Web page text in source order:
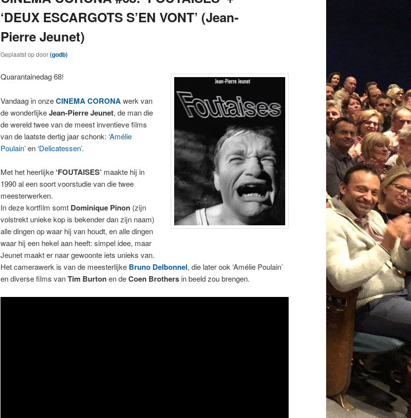
‘DEUX ESCARGOTS S’EN VONT’ (Jean-
Pierre Jeunet)
Geplaatst opdoor(godb)
Quarantainedag 68!
Vandaag in onzeCINEMA CORONAwerk van
de wonderlijkeJean-Pierre Jeunet, de man die
de wereld twee van de meest inventieve films
van de laatste dertig jaar schonk: ‘Amélie
Poulain’en ‘Delicatessen’.
Met het heerlijke ‘FOUTAISES’ maakte hij in
1990 al een soort voorstudie van die twee
meesterwerken.
In deze kortfilm somt Dominique Pinon (zijn
volstrekt unieke kop is bekender dan zijn naam)
alle dingen op waar hij van houdt, en alle dingen
waar hij een hekel aan heeft: simpel idee, maar
Jeunet maakt er naar gewoonte iets unieks van.
Het camerawerk is van de meesterlijke Bruno Delbonnel, die later ook ‘Amélie Poulain’
en diverse films vanTim Burtonen deCoen Brothers in beeld zou brengen.